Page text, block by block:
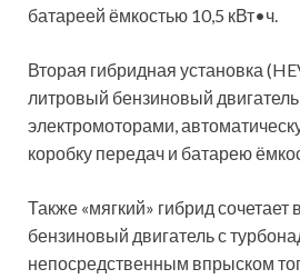
батареей ёмкостью 10,5 кВт•ч.
Вторая гибридная установка
литровый бензиновый
электромоторами,
коробку передач и батарею
Также «мягкий» гибрид
бензиновый двигатель с
непосредственным впрыском